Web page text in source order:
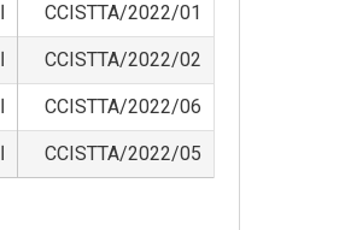
01/CCISTTA/2022
02/CCISTTA/2022
06/CCISTTA/2022
05/CCISTTA/2022